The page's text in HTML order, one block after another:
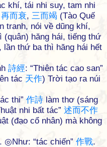
khí, tái nhi suy, tam nhi
再而衰, 三而竭 (Tào Quế
tranh, nói về dũng khí,
(quân) hăng hái, tiếng thứ
lần thứ ba thì hăng hái hết
詩經: “Thiên tác cao san”
tác 天作) Trời tạo ra núi
thi” 作詩 làm thơ (sáng
nhi bất tác” 述而不作
(đạo cổ nhân) mà không
◎Như: “tác chiến” 作戰.